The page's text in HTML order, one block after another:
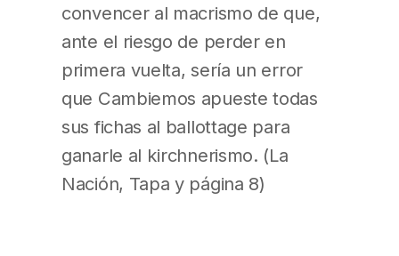
convencer al macrismo de que,
ante el riesgo de perder en
primera vuelta, sería un error
que Cambiemos apueste todas
sus fichas al ballottage para
ganarle al kirchnerismo. (La
Nación, Tapa y página 8)